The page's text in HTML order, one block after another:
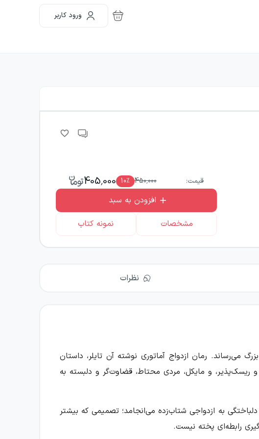
ورود کاربر
قیمت: 450,000
10٪ 405,000
افزودن به سبد
مشخصات
نمونه کتاب
نظرات
می‌رساند. رمان ازدواج آماتوری نوشته آن تایلر، داستان
و ریسک‌پذیر، و مایکل، مردی محتاط، قضاوت‌گر و دلبسته به
به ازدواجی شتاب‌زده می‌انجامد؛ تصمیمی که بیشتر
رابطه‌ای پخته نیست.